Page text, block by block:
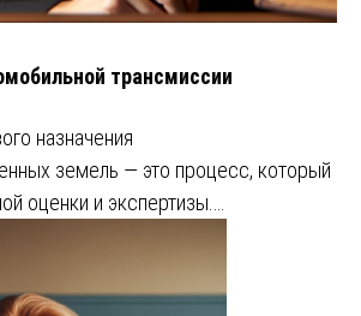
трансмиссии
назначения
земель — это процесс, который
оценки и экспертизы.…